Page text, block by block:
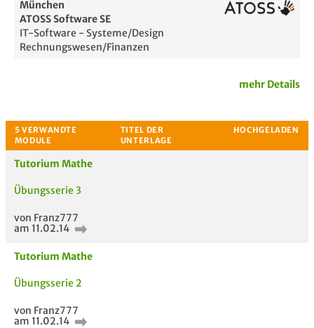
Passende Stellenanzeigen
München
ATOSS Software SE
IT-Software - Systeme/Design
Rechnungswesen/Finanzen
mehr Details
Tutorium Mathe
Übungsserie 3
von Franz777
am 11.02.14
Tutorium Mathe
Übungsserie 2
von Franz777
am 11.02.14